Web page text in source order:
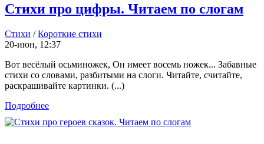
Стихи про цифры. Читаем по слогам
Стихи /Короткие стихи
20-июн, 12:37
Вот весёлый осьминожек, Он имеет восемь ножек... Забавные
стихи со словами, разбитыми на слоги. Читайте, считайте,
раскрашивайте картинки. (...)
Подробнее